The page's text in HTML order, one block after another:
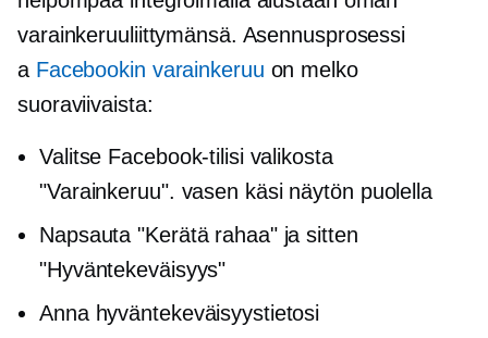
varainkeruuliittymänsä. Asennusprosessi
a Facebookin varainkeruu on melko
suoraviivaista:
Valitse Facebook-tilisi valikosta
"Varainkeruu". vasen käsinäytön puolella
Napsauta "Kerätä rahaa" ja sitten
"Hyväntekeväisyys"
Anna hyväntekeväisyystietosi